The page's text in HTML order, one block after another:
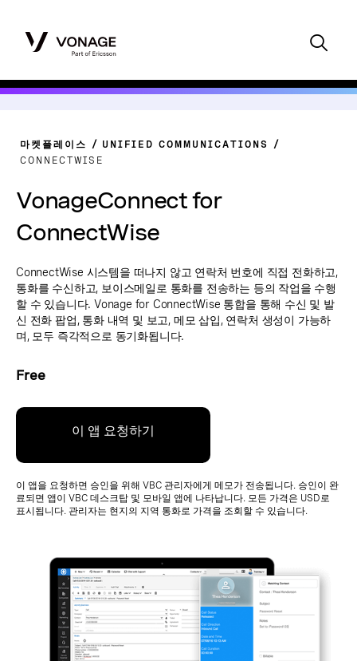
마켓플레이스
UNIFIED COMMUNICATIONS
CONNECTWISE
VonageConnect for
ConnectWise
ConnectWise 시스템을 떠나지 않고 연락처 번호에 직접 전화하고,
통화를 수신하고, 보이스메일로 통화를 전송하는 등의 작업을 수행
할 수 있습니다. Vonage for ConnectWise 통합을 통해 수신 및 발
신 전화 팝업, 통화 내역 및 보고, 메모 삽입, 연락처 생성이 가능하
며, 모두 즉각적으로 동기화됩니다.
Free
이 앱 요청하기
이 앱을 요청하면 승인을 위해 VBC 관리자에게 메모가 전송됩니다. 승인이 완
료되면 앱이 VBC 데스크탑 및 모바일 앱에 나타납니다. 모든 가격은 USD로
표시됩니다. 관리자는 현지의 지역 통화로 가격을 조회할 수 있습니다.